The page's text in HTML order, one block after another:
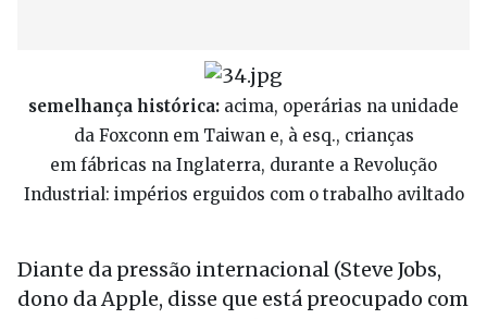
semelhança histórica: acima, operárias na unidade
da Foxconn em Taiwan e, à esq., crianças
em fábricas na Inglaterra, durante a Revolução
Industrial: impérios erguidos com o trabalho aviltado
Diante da pressão internacional (Steve Jobs,
dono da Apple, disse que está preocupado com